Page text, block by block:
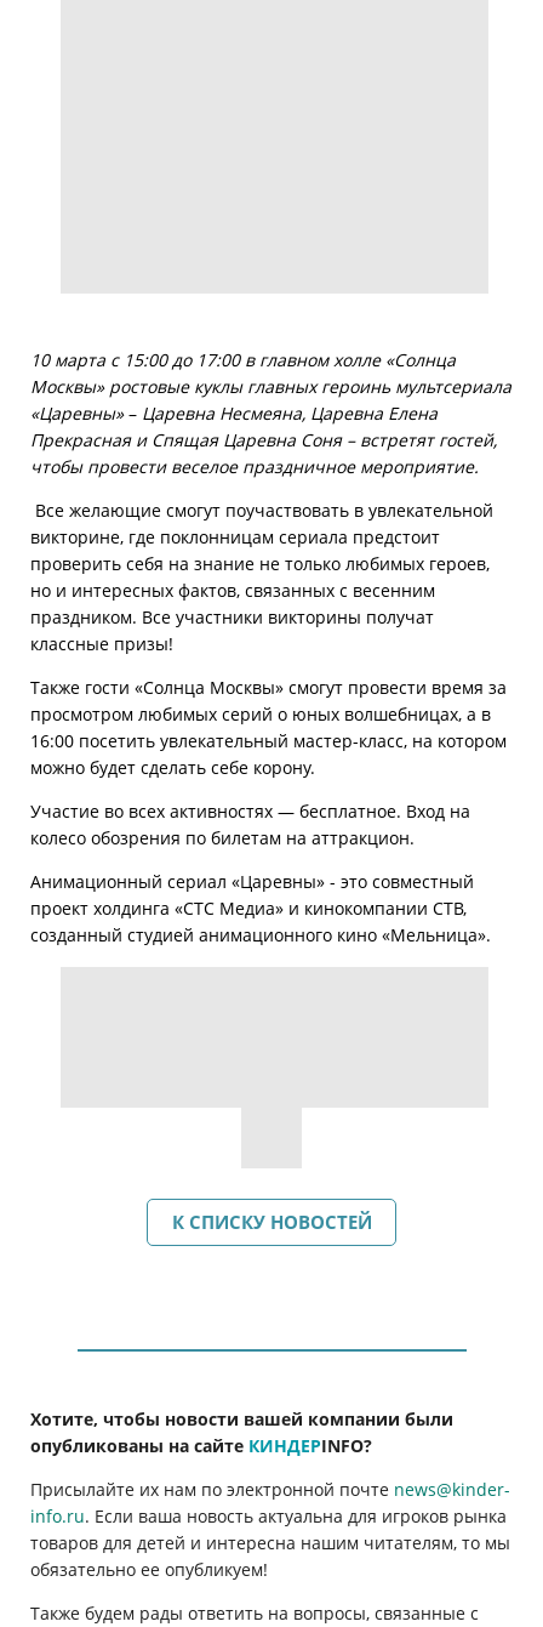
10 марта с 15:00 до 17:00 в главном холле «Солнца
Москвы» ростовые куклы главных героинь мультсериала
«Царевны»– Царевна Несмеяна, Царевна Елена
Прекрасная и Спящая Царевна Соня – встретят гостей,
чтобы провести веселое праздничное мероприятие.
Все желающие смогут поучаствовать в увлекательной
викторине, где поклонницам сериала предстоит
проверить себя на знание не только любимых героев,
но и интересных фактов, связанных с весенним
праздником. Все участники викторины получат
классные призы!
Также гости «Солнца Москвы» смогут провести время за
просмотром любимых серий о юных волшебницах, а в
16:00 посетить увлекательный мастер-класс, на котором
можно будет сделать себе корону.
Участие во всех активностях — бесплатное. Вход на
колесо обозрения по билетам на аттракцион.
Анимационный сериал «Царевны» - это совместный
проект холдинга «СТС Медиа» и кинокомпании СТВ,
созданный студией анимационного кино «Мельница».
К СПИСКУ НОВОСТЕЙ
Хотите, чтобы новости вашей компании были
опубликованы на сайте КИНДЕРINFO?
Присылайте их нам по электронной почте news@kinder-
info.ru. Если ваша новость актуальна для игроков рынка
товаров для детей и интересна нашим читателям, то мы
обязательно ее опубликуем!
Также будем рады ответить на вопросы, связанные с